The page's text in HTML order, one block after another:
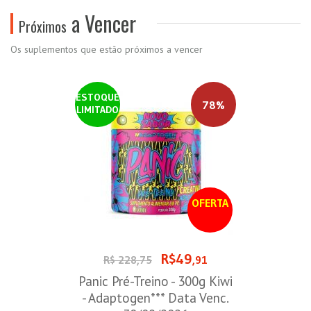
Próximos a Vencer
Os suplementos que estão próximos a vencer
ESTOQUE
LIMITADO
OFERTA
78%
R$ 228,75 R$49,91
Panic Pré-Treino - 300g Kiwi
- Adaptogen*** Data Venc.